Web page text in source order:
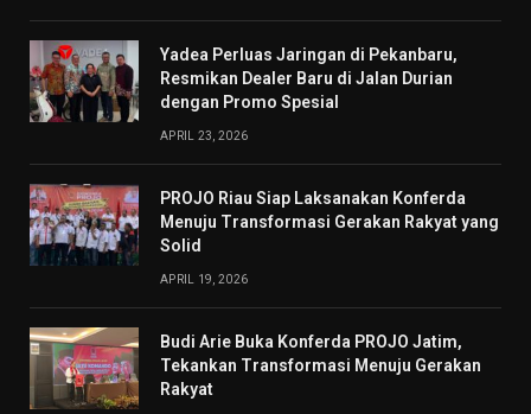
Yadea Perluas Jaringan di Pekanbaru,
Resmikan Dealer Baru di Jalan Durian
dengan Promo Spesial
APRIL 23, 2026
PROJO Riau Siap Laksanakan Konferda
Menuju Transformasi Gerakan Rakyat yang
Solid
APRIL 19, 2026
Budi Arie Buka Konferda PROJO Jatim,
Tekankan Transformasi Menuju Gerakan
Rakyat